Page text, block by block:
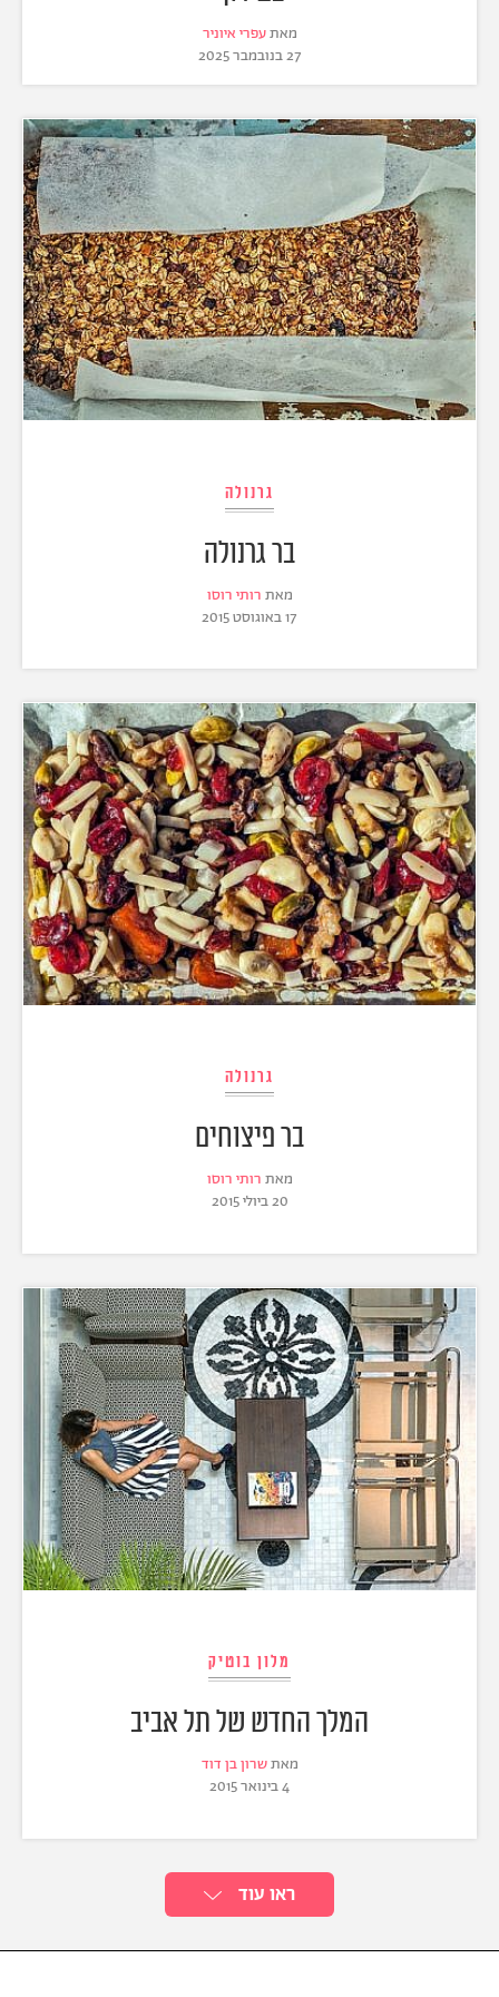
מאתעפרי איוניר
27 בנובמבר 2025
גרנולה
בר גרנולה
מאת רותי רוסו
17 באוגוסט 2015
גרנולה
בר פיצוחים
מאת רותי רוסו
20 ביולי 2015
מלון בוטיק
המלך החדש של תל אביב
מאתשרון בן דוד
4 בינואר 2015
ראו עוד